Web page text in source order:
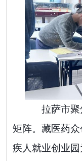
拉萨市
矩阵。藏医药
疾人就业创业